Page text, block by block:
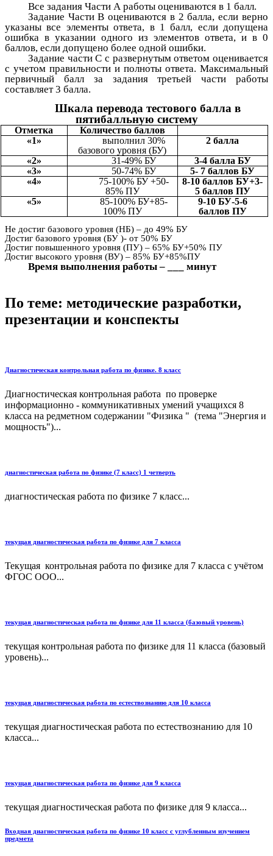
Все задания Части А работы оцениваются в 1 балл.
Задание Части В оцениваются в 2 балла, если верно
указаны все элементы ответа, в 1 балл, если допущена
ошибка в указании одного из элементов ответа, и в 0
баллов, если допущено более одной ошибки.
Задание части С с развернутым ответом оценивается
с учетом правильности и полноты ответа. Максимальный
первичный балл за задания третьей части работы
составляет 3 балла.
Шкала перевода тестового балла в
пятибалльную систему
Отметка
Количество баллов
«1»
выполнил 30%
базового уровня (БУ)
2 балла
«2»
31-49% БУ
3-4 балла БУ
«3»
50-74% БУ
5- 7 баллов БУ
«4»
75-100% БУ +50-
85% ПУ
8-10 баллов БУ+3-
5 баллов ПУ
«5»
85-100% БУ+85-
100% ПУ
9-10 БУ-5-6
баллов ПУ
Не достиг базового уровня (НБ) – до 49% БУ
Достиг базового уровня (БУ )- от 50% БУ
Достиг повышенного уровня (ПУ) – 65% БУ+50% ПУ
Достиг высокого уровня (ВУ) – 85% БУ+85%ПУ
Время выполнения работы – ___ минут
По теме: методические разработки,
презентации и конспекты
Диагностическая контрольная работа по физике. 8 класс
Диагностическая контрольная работа по проверке
информационно - коммуникативных умений учащихся 8
класса на редметном содержании "Физика " (тема "Энергия и
мощность")...
диагностическая работа по физике (7 класс) 1 четверть
диагностическая работа по физике 7 класс...
текущая диагностическая работа по физике для 7 класса
Текущая контрольная работа по физике для 7 класса с учётом
ФГОС ООО...
текущая диагностическая работа по физике для 11 класса (базовый уровень)
текущая контрольная работа по физике для 11 класса (базовый
уровень)...
текущая диагностическая работа по естествознанию для 10 класса
текущая диагностическая работа по естествознанию для 10
класса...
текущая диагностическая работа по физике для 9 класса
текущая диагностическая работа по физике для 9 класса...
Входная диагностическая работа по физике 10 класс с углубленным изучением
предмета